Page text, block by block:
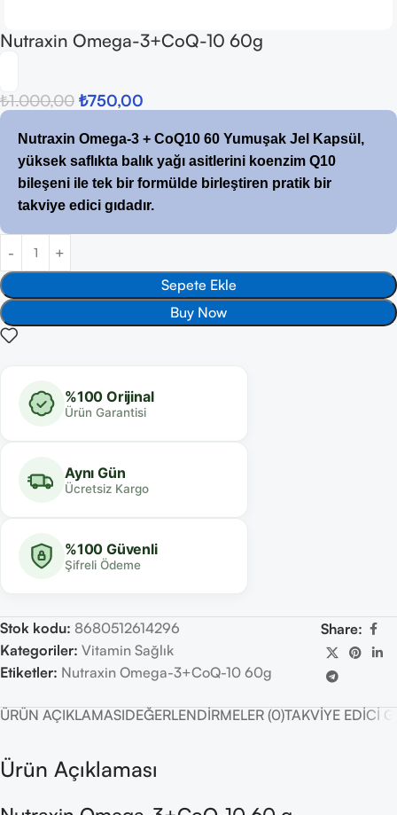
Nutraxin Omega-3+CoQ-10 60g
₺1.000,00 ₺750,00
Nutraxin Omega-3 + CoQ10 60 Yumuşak Jel Kapsül,
yüksek saflıkta balık yağı asitlerini koenzim Q10
bileşeni ile tek bir formülde birleştiren pratik bir
takviye edici gıdadır.
Sepete Ekle
Buy Now
%100 Orijinal
Ürün Garantisi
Aynı Gün
Ücretsiz Kargo
%100 Güvenli
Şifreli Ödeme
Stok kodu: 8680512614296
Kategoriler: Vitamin Sağlık
Etiketler: Nutraxin Omega-3+CoQ-10 60g
Share:
ÜRÜN AÇIKLAMASIDEĞERLENDIRMELER (0)TAKVIYE EDICI
Ürün Açıklaması